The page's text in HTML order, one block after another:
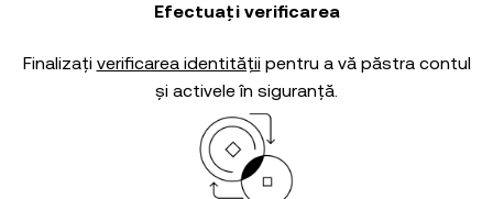
Efectuați verificarea
Finalizați verificarea identității pentru a vă păstra contul
și activele în siguranță.